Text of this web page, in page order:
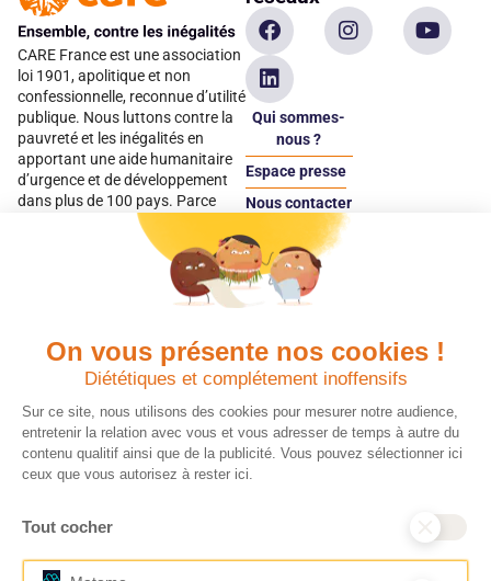
On vous présente nos cookies !
Diététiques et complétement inoffensifs
Sur ce site, nous utilisons des cookies pour mesurer notre audience,
entretenir la relation avec vous et vous adresser de temps à autre du
contenu qualitif ainsi que de la publicité. Vous pouvez sélectionner ici
ceux que vous autorisez à rester ici.
Tout cocher
CARE France est une association
loi 1901, apolitique et non
confessionnelle, reconnue d’utilité
publique. Nous luttons contre la
pauvreté et les inégalités en
apportant une aide humanitaire
d’urgence et de développement
dans plus de 100 pays. Parce
qu’elles sont les premières
victimes des inégalités, CARE met
les femmes et les filles au cœur
Qui sommes-
nous ?
Espace presse
Nous contacter
Espace
donateur
Quels avantages fiscaux ?
Chaque don effectué à une
association reconnue d’utilité
publique comme CARE, est
déductible jusqu’à 75 % de l’impôt
sur le revenu. Modalités de
déduction, déclaration des dons
ce qu’il faut savoir sur la
France pour exprimer votre
Donner en confiance
Vos dons sont
déductibles à 75 % de
vos impôts. Depuis
plus de 15 ans, CARE
France est une